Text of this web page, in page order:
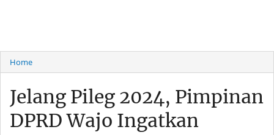
Home
Jelang Pileg 2024, Pimpinan
DPRD Wajo Ingatkan